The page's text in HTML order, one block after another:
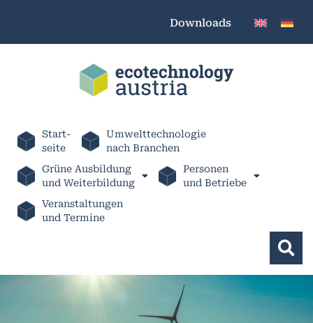
Downloads
Start-
seite
Umwelttechnologie
nach Branchen
Grüne Ausbildung
und Weiterbildung
Personen
und Betriebe
Veranstaltungen
und Termine